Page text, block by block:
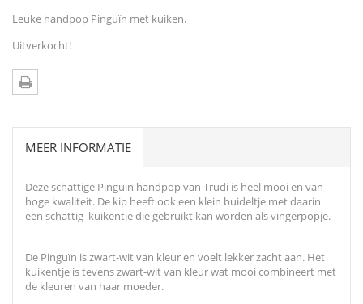
Leuke handpop Pinguïn met kuiken.
Uitverkocht!
MEER INFORMATIE
Deze schattige Pinguïn handpop van Trudi is heel mooi en van
hoge kwaliteit. De kip heeft ook een klein buideltje met daarin
een schattig kuikentje die gebruikt kan worden als vingerpopje.
De Pinguïn is zwart-wit van kleur en voelt lekker zacht aan. Het
kuikentje is tevens zwart-wit van kleur wat mooi combineert met
de kleuren van haar moeder.